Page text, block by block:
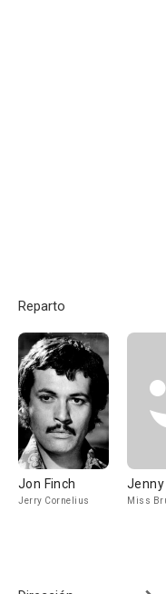
Reparto
Jon Finch
Jerry Cornelius
Jenny
Miss